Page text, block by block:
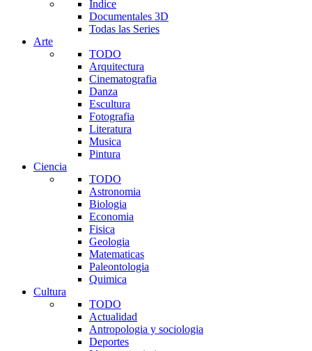
Indice
Documentales 3D
Todas las Series
Arte
TODO
Arquitectura
Cinematografia
Danza
Escultura
Fotografia
Literatura
Musica
Pintura
Ciencia
TODO
Astronomia
Biologia
Economia
Fisica
Geologia
Matematicas
Paleontologia
Quimica
Cultura
TODO
Actualidad
Antropologia y sociologia
Deportes